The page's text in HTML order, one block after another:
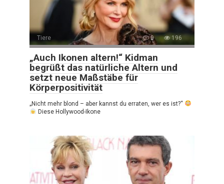
Tiere 0 196
„Auch Ikonen altern!“ Kidman
begrüßt das natürliche Altern und
setzt neue Maßstäbe für
Körperpositivität
„Nicht mehr blond – aber kannst du erraten, wer es ist?“
Diese Hollywood-Ikone